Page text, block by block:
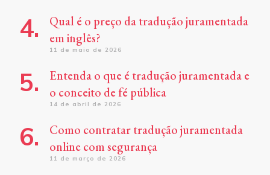
Qual é o preço da tradução juramentada
em inglês?
11 de maio de 2026
Entenda o que é tradução juramentada e
o conceito de fé pública
14 de abril de 2026
Como contratar tradução juramentada
online com segurança
11 de março de 2026